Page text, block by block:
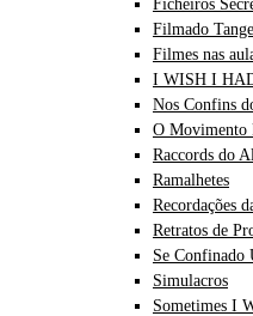
Ficheiros
Filmado
Filmes nas
I WISH I
Nos Confins
O Movimento
Raccords do
Ramalhetes
Recordações
Retratos de
Se Confinado
Simulacros
Sometimes I